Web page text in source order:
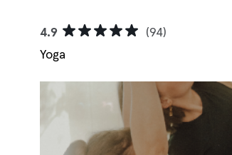
4.9
(94)
Yoga